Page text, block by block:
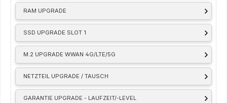
RAM UPGRADE
SSD UPGRADE SLOT 1
M.2 UPGRADE WWAN 4G/LTE/5G
NETZTEIL UPGRADE / TAUSCH
GARANTIE UPGRADE - LAUFZEIT/-LEVEL